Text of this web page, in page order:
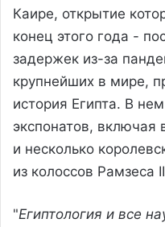
Каире, открытие
конец этого года -
задержек из-за
крупнейших в мире,
история Египта. В
экспонатов, включая
и несколько
из колоссов Рамзеса
"Египтология и все